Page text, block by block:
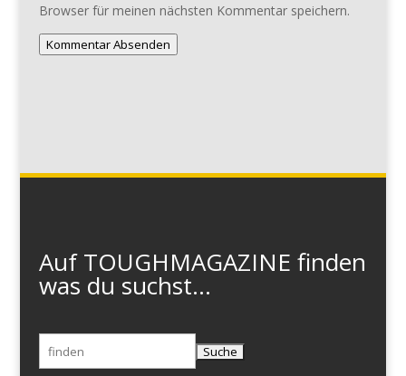
Browser für meinen nächsten Kommentar speichern.
Kommentar Absenden
Auf TOUGHMAGAZINE finden
was du suchst...
Suchen
nach: